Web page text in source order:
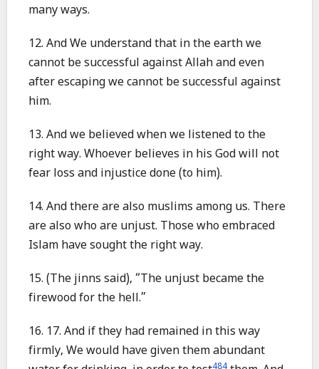
many ways.
12. And We understand that in the earth we
cannot be successful against Allah and even
after escaping we cannot be successful against
him.
13. And we believed when we listened to the
right way. Whoever believes in his God will not
fear loss and injustice done (to him).
14. And there are also muslims among us. There
are also who are unjust. Those who embraced
Islam have sought the right way.
15. (The jinns said), “The unjust became the
firewood for the hell.”
16. 17. And if they had remained in this way
firmly, We would have given them abundant